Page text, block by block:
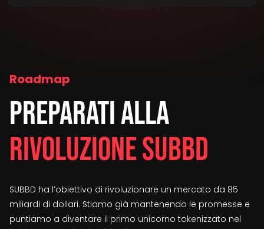
Roadmap
Preparati Alla
Rivoluzione SUBBD
SUBBD ha l’obiettivo di rivoluzionare un mercato da 85
miliardi di dollari. Stiamo già mantenendo le promesse e
puntiamo a diventare il primo unicorno tokenizzato nel